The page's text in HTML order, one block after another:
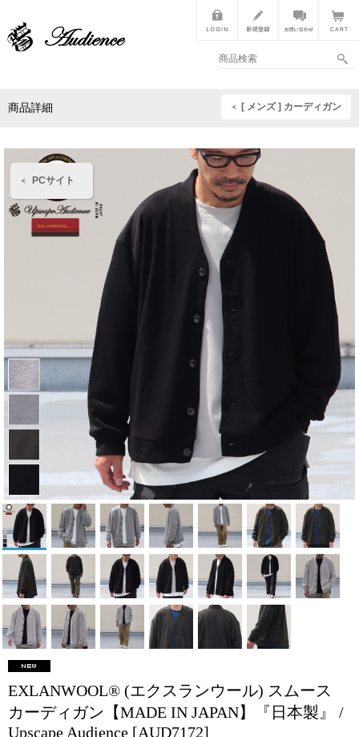
PCサイト
商品詳細 [ メンズ ] カーディガン
EXLANWOOL® (エクスランウール) スムース
カーディガン【MADE IN JAPAN】『日本製』 /
Upscape Audience [AUD7172]